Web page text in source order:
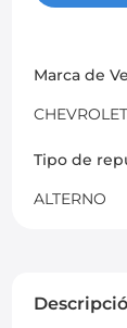
Marca de
CHEVROLET
Tipo de
ALTERNO